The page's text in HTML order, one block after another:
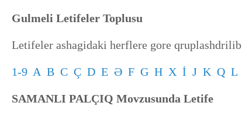
Gulmeli Letifeler Toplusu
Letifeler ashagidaki herflere gore qruplashdrilib
1-9 A B C Ç D E Ə F G H X İ J K Q L
SAMANLI PALÇIQ Movzusunda Letife